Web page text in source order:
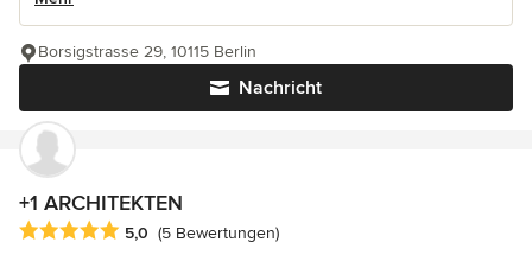
Nachricht
Borsigstrasse 29, 10115 Berlin
+1 ARCHITEKTEN
Durchschnittliche Bewertung: 5 von 5 Sternen
5,0 (5 Bewertungen)